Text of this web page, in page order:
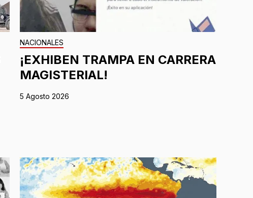
NACIONALES
¡EXHIBEN TRAMPA EN CARRERA
MAGISTERIAL!
5 Agosto 2026